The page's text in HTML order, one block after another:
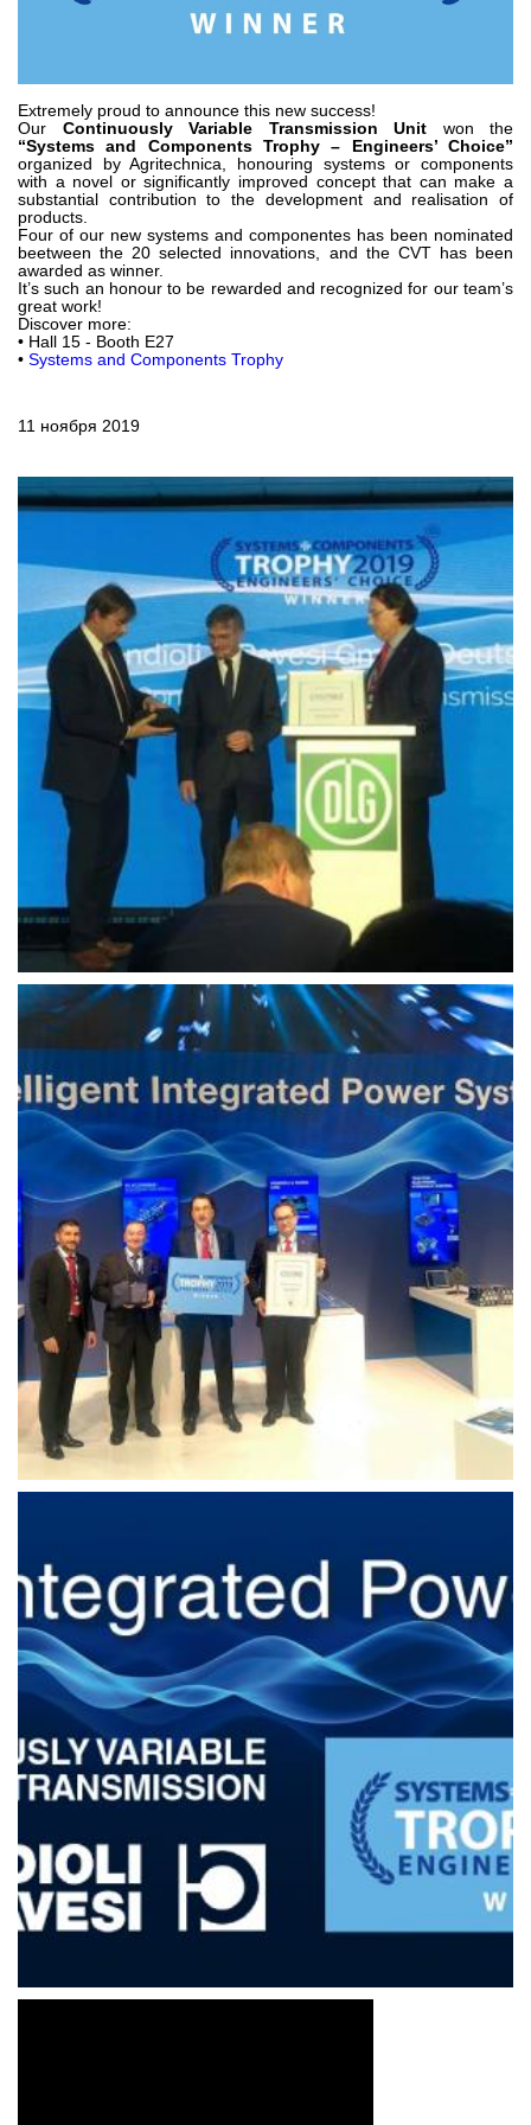
Аксиально поршневые насосы и моторы
Радіально-поршневі двигуни
Двигатели с Планетарным редуктором для Bondioli &
Pavesi
Соединительные системы
Система управления
Интегрированные гидравлические блоки
Распределители
Картридж клапаны
Клапаны гидравлических линий
Элементы сервоконтроля
Системы Fan Drive
Extremely proud to announce this new success!
Our Continuously Variable Transmission Unit won the
“Systems and Components Trophy – Engineers’ Choice”
organized by Agritechnica, honouring systems or components
with a novel or significantly improved concept that can make a
substantial contribution to the development and realisation of
products.
Four of our new systems and componentes has been nominated
beetween the 20 selected innovations, and the CVT has been
awarded as winner.
It’s such an honour to be rewarded and recognized for our team’s
great work!
Discover more:
• Hall 15 - Booth E27
• Systems and Components Trophy
11 ноября 2019